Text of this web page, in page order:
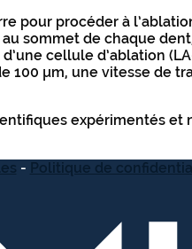
pour procéder à
sommet de chaque
cellule d’ablation
µm, une vitesse de
expérimentés
- Politique de